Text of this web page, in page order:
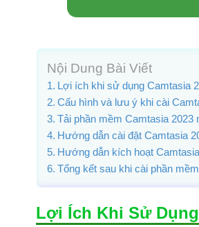
Nội Dung Bài Viết
Lợi ích khi sử dụng Camtasia
Cấu hình và lưu ý khi cài
Tải phần mềm Camtasia 2023
Hướng dẫn cài đặt Camtasia
Hướng dẫn kích hoạt
Tổng kết sau khi cài phần
Lợi Ích Khi Sử